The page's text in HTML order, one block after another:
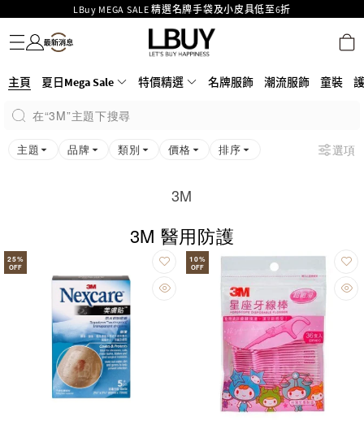
Goyard Hobo / Hobo Mini人氣限量特別版限時原價低至75折!
LBuy呈獻 - Hermès 及 Chanel 手袋及首飾原價低至6折，立即入手!
LBuy Nintendo Switch / Nintendo Switch 2 正規商品零售店登陸MOKO 4樓
重要通告：銀行轉帳及轉數快付款注意事項
LBuy獲香港知識產權署頒發2026《正版正貨承諾》商標
名牌服飾
潮流服飾
童裝
護膚美妝
香水香薰
個人護理
母嬰護理
遊戲及精品玩具
文儀用品
家居生活
電子產品
美食
醫藥保健
運動與戶外用品
主頁 夏日Mega Sale 特價精選 名牌服飾 潮流服飾 童裝
在“3M”主題下搜尋
主題 品牌 類別 價格 排序 選項
3M
3M 醫用防護
25%
OFF
10%
OFF